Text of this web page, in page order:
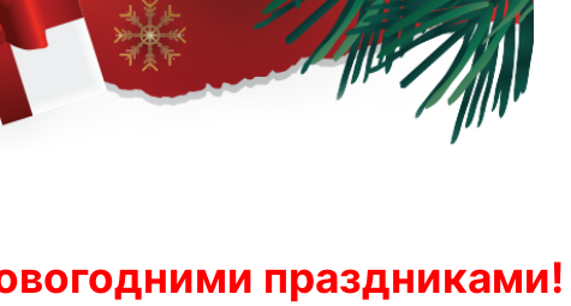
праздниками!